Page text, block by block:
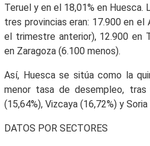
Teruel y en el 18,01% en
tres provincias eran: 17.900 en el
el trimestre anterior), 12.900 en
en Zaragoza (6.100 menos).
Así, Huesca se sitúa como la
menor tasa de desempleo, tras
(15,64%), Vizcaya (16,72%) y Soria
DATOS POR SECTORES